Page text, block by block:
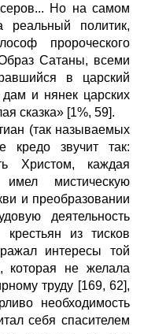
Но на самом
политик,
пророческого
Сатаны, всеми
в царский
и нянек царских
сказка» [1%, 59].
(так называемых
кредо звучит так:
Христом, каждая
мистическую
и преобразовании
деятельность
из тисков
интересы той
которая не желала
труду [169, 62],
необходимость
себя спасителем